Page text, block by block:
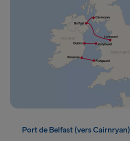
Cairnryan → Belfast
Harwich → Hoek van Holland
Dublin → Holyhead
Rosslare → Fishguard
Port de Belfast (vers Cairnryan)